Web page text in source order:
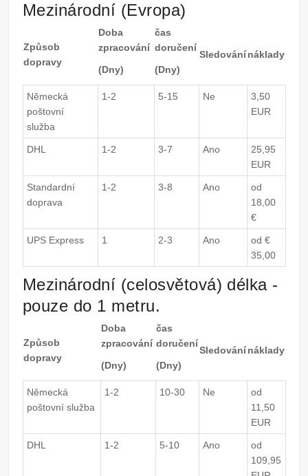
Mezinárodní (Evropa)
Způsob
dopravy
Doba
zpracování
(Dny)
čas
doručení
(Dny)
Sledovánínáklady
Německá
poštovní
služba
1-2 5-15 Ne
3,50
EUR
DHL 1-2 3-7 Ano
25,95
EUR
Standardní
doprava
1-2 3-8 Ano
od
18,00
€
UPS Express 1 2-3 Ano
od €
35,00
Mezinárodní (celosvětová) délka -
pouze do 1 metru.
Způsob
dopravy
Doba
zpracování
(Dny)
čas
doručení
(Dny)
Sledovánínáklady
Německá
poštovní služba
1-2 10-30 Ne
od
11,50
EUR
DHL 1-2 5-10 Ano
od
109,95